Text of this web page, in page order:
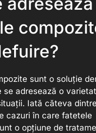
sunt o soluție
se adresează o
Iată căteva
cazuri în care fatetele
o opțiune de